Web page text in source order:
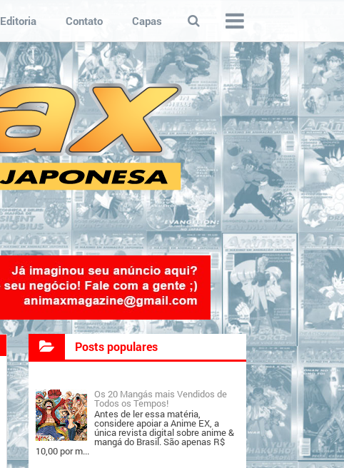
Editoria Contato Capas
Posts populares
Os 20 Mangás mais Vendidos de
Todos os Tempos!
Antes de ler essa matéria,
considere apoiar a Anime EX, a
única revista digital sobre anime &
mangá do Brasil. São apenas R$
10,00 por m...